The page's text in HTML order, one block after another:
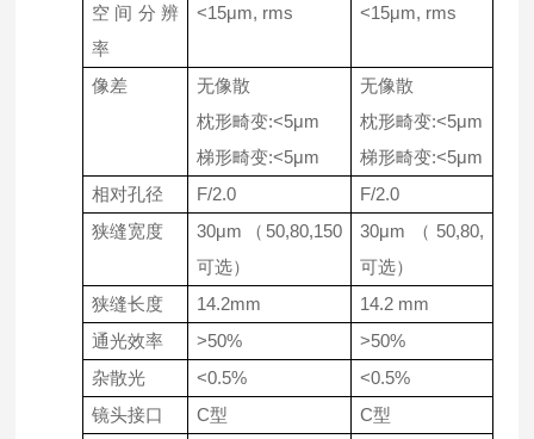
空间分辨
率
<15μm, rms <15μm, rms
像差
无像散
枕形畸变:<5μm
梯形畸变:<5μm
无像散
枕形畸变:<5μm
梯形畸变:<5μm
相对孔径
F/2.0
F/2.0
狭缝宽度
30μm（ 50,80,150
可选）
30μm（ 50,80,
可选）
狭缝长度
14.2mm
14.2 mm
通光效率
>50%
>50%
杂散光
<0.5%
<0.5%
镜头接口
C型
C型